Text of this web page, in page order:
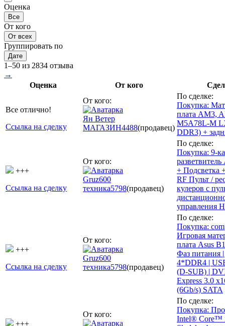
Оценка
Все
От кого
От всех
Группировать по
Дате
1–50 из 2834 отзыва
→
Оценка
От кого
Все отлично!
Ссылка на сделку
От кого:
Ян Ветер
МАГАЗИН4488(продавец)
По сделке:
Покупка:
плата AM3,
M5A78L-M
DDR3) +
+++
Ссылка на сделку
От кого:
Gruz600
техника5798(продавец)
По сделке:
Покупка: 9-
+ Подсветка
RF Пульт /
кулеров с
управления
+++
Ссылка на сделку
От кого:
Gruz600
техника5798(продавец)
По сделке:
Покупка:
Игровая
плата Asus
Фаз питания
4*DDR4 |
(D-SUB) |
Express 3.0
(6Gb/s) SATA
+++
От кого:
По сделке:
Покупка:
Intel® Core™